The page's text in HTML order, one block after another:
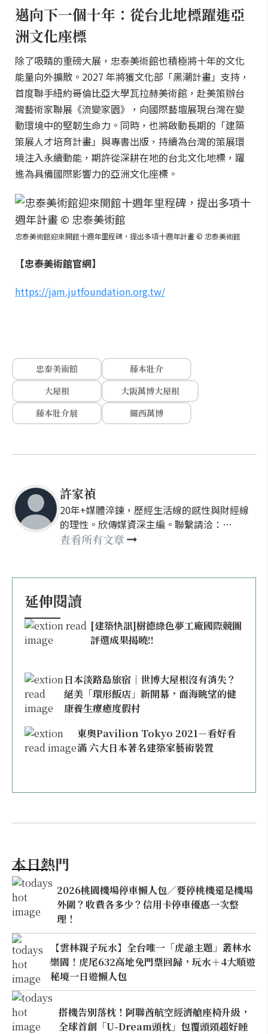
邁向下一個十年：從台北地標躍進亞
洲文化座標
除了吸睛的重磅大展，忠泰美術館也積極將十年的文化
能量向外擴散。2027 年將獲文化部「黑潮計畫」支持，
首度聯手紐約哥倫比亞大學瓦拉赫美術館，赴美策辦台
灣藝術家聯展《流變家園》，向國際藝壇展現台灣在變
動環境中的堅韌生命力。同時，也將啟動長期的「建築
策展人才培育計畫」與專書出版，持續為台灣的策展環
境注入永續動能，期許從深耕在地的台北文化地標，躍
進為具備國際影響力的亞洲文化座標。
忠泰美術館迎來開館十週年里程碑，提出多項十週年計畫 © 忠泰美術館
【忠泰美術館官網】
https://jam.jutfoundation.org.tw/
忠泰美術館
藤本壯介
大屋根
大阪萬博大屋根
藤本壯介展
關西萬博
許家禎
20年+媒體淬鍊，歷經生活線的感性與財經線
的理性。欣傳媒資深主編。聯繫請洽：
nellyhsu@xinmedia.com
查看所有文章
延伸閱讀
[建築快訊]樹德綠色夢工廠國際競圖
評選成果揭曉!!
日本淡路島旅宿｜世博大屋根沒有消失？
絕美「環形飯店」新開幕，面海眺望的健
康養生療癒度假村
東奧Pavilion Tokyo 2021－看好看
滿 六大日本著名建築家藝術裝置
本日熱門
2026桃園機場停車懶人包／要停桃機還是機場
外圍？收費各多少？信用卡停車優惠一次整
理！
【雲林親子玩水】全台唯一「虎爺主題」叢林水
樂園！虎尾632高地免門票回歸，玩水＋4大順遊
秘境一日遊懶人包
搭機告別落枕！阿聯酋航空經濟艙座椅升級，
全球首創「U-Dream頭枕」包覆頭頸超好睡